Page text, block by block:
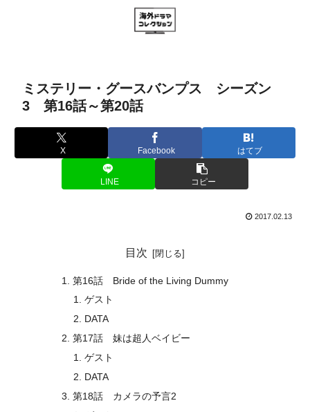
ミステリー・グースバンプス シーズン
3 第16話～第20話
X Facebook はてブ
LINE コピー
2017.02.13
目次
第16話 Bride of the Living Dummy
ゲスト
DATA
第17話 妹は超人ベイビー
ゲスト
DATA
第18話 カメラの予言2